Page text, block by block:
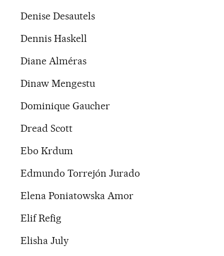
Denise Desautels
Dennis Haskell
Diane Alméras
Dinaw Mengestu
Dominique Gaucher
Dread Scott
Ebo Krdum
Edmundo Torrejón Jurado
Elena Poniatowska Amor
Elif Refig
Elisha July